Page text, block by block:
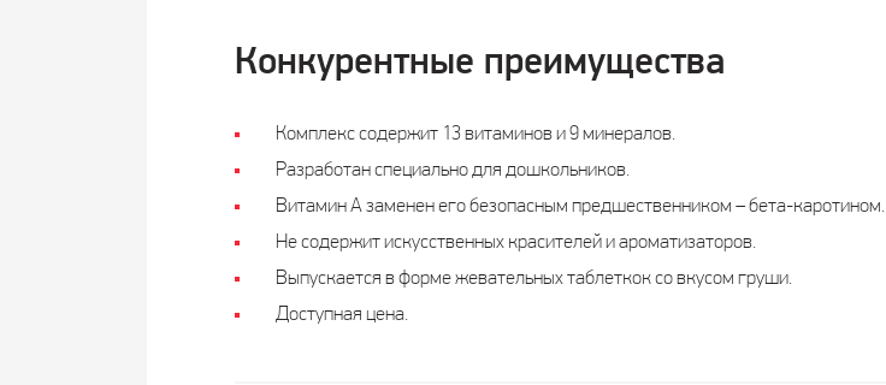
Конкурентные преимущества
Комплекс содержит 13 витаминов и 9 минералов.
Разработан специально для дошкольников.
Витамин А заменен его безопасным предшественником – бета-каротином.
Не содержит искусственных красителей и ароматизаторов.
Выпускается в форме жевательных таблеткок со вкусом груши.
Доступная цена.